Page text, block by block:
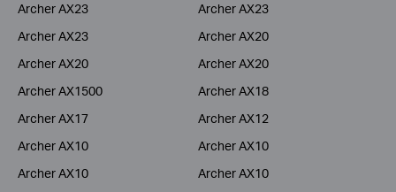
Archer AX23
Archer AX23
Archer AX23
Archer AX20
Archer AX20
Archer AX20
Archer AX1500
Archer AX18
Archer AX17
Archer AX12
Archer AX10
Archer AX10
Archer AX10
Archer AX10